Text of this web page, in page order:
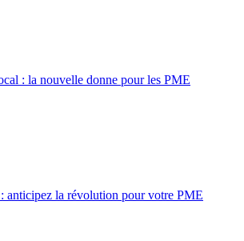
: la nouvelle donne pour les PME
anticipez la révolution pour votre PME